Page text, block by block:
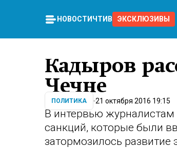
НОВОСТИ ЧТИВО ЭКСКЛЮЗИВЫ
Кадыров
Чечне
ПОЛИТИКА 21 октября 2016 19:15
В интервью журналистам
санкций, которые были
затормозилось развитие